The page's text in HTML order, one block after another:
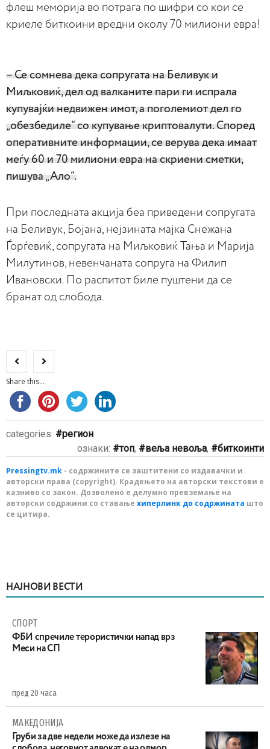
флеш меморија во потрага по шифри со кои се
криеле биткоини вредни околу 70 милиони евра!
– Се сомнева дека сопругата на Беливук и
Миљковиќ, дел од валканите пари ги испрала
купувајќи недвижен имот, а поголемиот дел го
„обезбедиле“ со купување криптовалути. Според
оперативните информации, се верува дека имаат
меѓу 60 и 70 милиони евра на скриени сметки,
пишува „Ало“.
При последната акција беа приведени сопругата
на Беливук, Бојана, нејзината мајка Снежана
Ѓорѓевиќ, сопругата на Миљковиќ Тања и Марија
Милутинов, невенчаната сопруга на Филип
Ивановски. По распитот биле пуштени да се
бранат од слобода.
Share this...
categories:
регион
ознаки:
топ, веља невоља, биткоинти
Pressingtv.mk - содржините се заштитени со издавачки и
авторски права (copyright). Крадењето на авторски текстови е
казниво со закон. Дозволено е делумно превземање на
авторски содржини со ставање хиперлинк до содржината што
се цитира.
НАЈНОВИ ВЕСТИ
СПОРТ
ФБИ спречиле терористички напад врз
Меси на СП
пред 20 часа
МАКЕДОНИЈА
Груби за две недели може да излезе на